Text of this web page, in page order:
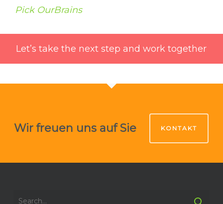
Pick OurBrains
Let’s take the next step and work together
Wir freuen uns auf Sie KONTAKT